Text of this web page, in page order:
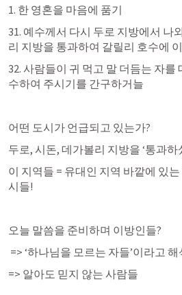
1. 한 영혼을 마음에 품기
31. 예수께서 다시 두로 지방에서 나
리 지방을 통과하여 갈릴리 호수에
32. 사람들이 귀 먹고 말 더듬는 자를
수하여 주시기를 간구하거늘
어떤 도시가 언급되고 있는가?
두로, 시돈, 데가볼리 지방을 ‘통과하
이 지역들 = 유대인 지역 바깥에 있
시들!
오늘 말씀을 준비하며 이방인들?
=> ‘하나님을 모르는 자들’이라고 해
=> 알아도 믿지 않는 사람들